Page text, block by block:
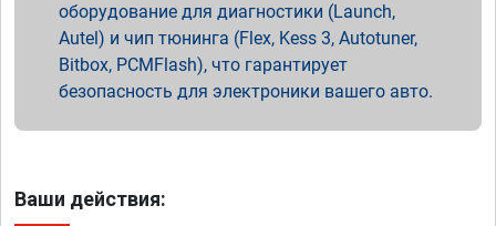
оборудование для диагностики (Launch,
Autel) и чип тюнинга (Flex, Kess 3, Autotuner,
Bitbox, PCMFlash), что гарантирует
безопасность для электроники вашего авто.
Ваши действия: